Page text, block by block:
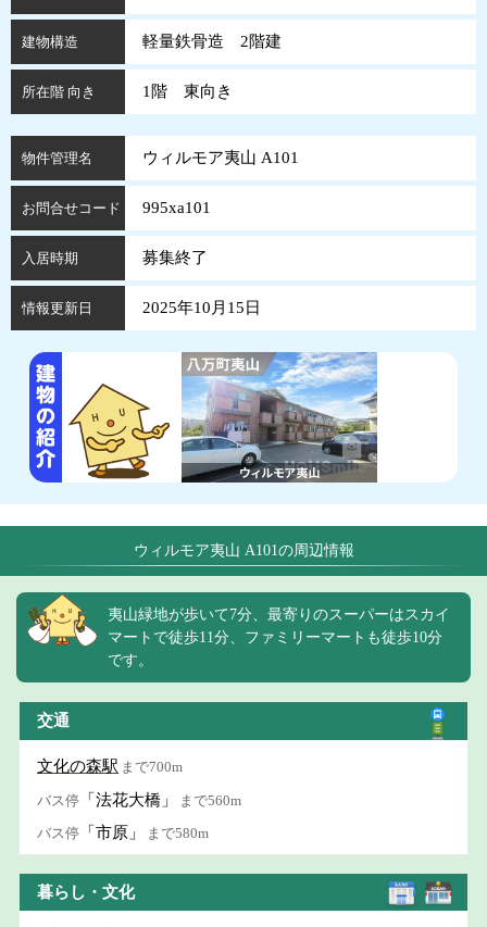
建物構造 軽量鉄骨造 2階建
所在階 向き 1階 東向き
物件管理名 ウィルモア夷山 A101
お問合せコード 995xa101
入居時期 募集終了
情報更新日 2025年10月15日
ウィルモア夷山 A101の周辺情報
夷山緑地が歩いて7分、最寄りのスーパーはスカイ
マートで徒歩11分、ファミリーマートも徒歩10分
です。
交通
文化の森駅 まで700m
バス停 「法花大橋」 まで560m
バス停 「市原」 まで580m
暮らし・文化